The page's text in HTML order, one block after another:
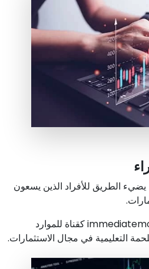
_Momentum Glow AI يضيء الطريق للأفراد الذين يسعون
يعمل هذا immediatemomentum.info كقناة للموارد
التعليمية في مجال الاستثمارات.